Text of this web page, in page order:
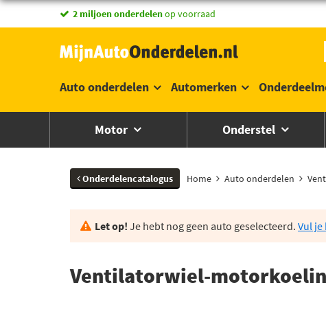
2 miljoen onderdelenop voorraad
Auto onderdelen Automerken
Motor Onderstel
Onderdelencatalogus Home Auto onderdelen
Let op! Je hebt nog geen auto geselecteerd. Vul
Ventilatorwiel-